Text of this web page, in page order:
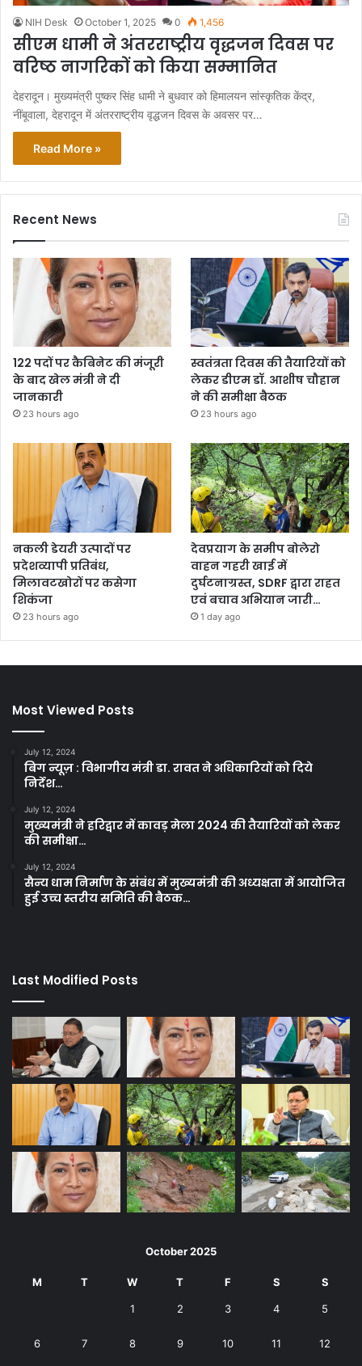
NIH Desk October 1, 2025 0 1,456
सीएम धामी ने अंतरराष्ट्रीय वृद्धजन दिवस पर
वरिष्ठ नागरिकों को किया सम्मानित
देहरादून। मुख्यमंत्री पुष्कर सिंह धामी ने बुधवार को हिमालयन सांस्कृतिक केंद्र,
नींबूवाला, देहरादून में अंतरराष्ट्रीय वृद्धजन दिवस के अवसर पर…
Read More »
Recent News
122 पदों पर कैबिनेट की मंजूरी
के बाद खेल मंत्री ने दी
जानकारी
23 hours ago
स्वतंत्रता दिवस की तैयारियों को
लेकर डीएम डॉ. आशीष चौहान
ने की समीक्षा बैठक
23 hours ago
नकली डेयरी उत्पादों पर
प्रदेशव्यापी प्रतिबंध,
मिलावटखोरों पर कसेगा
शिकंजा
23 hours ago
देवप्रयाग के समीप बोलेरो
वाहन गहरी खाई में
दुर्घटनाग्रस्त, SDRF द्वारा राहत
एवं बचाव अभियान जारी…
1 day ago
Most Viewed Posts
July 12, 2024
बिग न्यूज़ : विभागीय मंत्री डा. रावत ने अधिकारियों को दिये
निर्देश…
July 12, 2024
मुख्यमंत्री ने हरिद्वार में कावड़ मेला 2024 की तैयारियों को लेकर
की समीक्षा…
July 12, 2024
सैन्य धाम निर्माण के संबंध में मुख्यमंत्री की अध्यक्षता में आयोजित
हुई उच्च स्तरीय समिति की बैठक…
Last Modified Posts
October 2025
M T W T F S S
1 2 3 4 5
6 7 8 9 10 11 12